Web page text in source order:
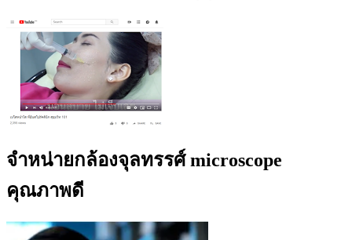
จำหน่ายกล้องจุลทรรศ์ microscope
คุณภาพดี